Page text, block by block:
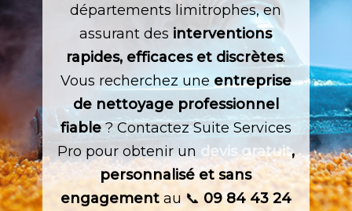
départements limitrophes, en
assurant des interventions
rapides, efficaces et discrètes.
Vous recherchez une entreprise
de nettoyage professionnel
fiable? Contactez Suite Services
Pro pour obtenir un devis gratuit,
personnalisé et sans
engagementau 📞 09 84 43 24